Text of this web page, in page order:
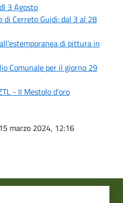
3 Agosto
di Cerreto Guidi: dal 3 al 28
di pittura in
Comunale per il giorno 29
- Il Mestolo d'oro
marzo 2024, 12:16